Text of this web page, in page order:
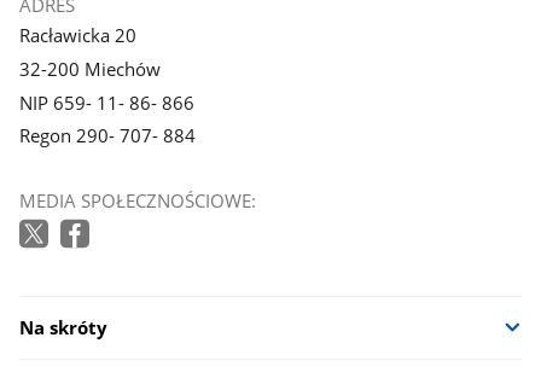
Racławicka 20
32-200 Miechów
NIP 659- 11- 86- 866
Regon 290- 707- 884
MEDIA SPOŁECZNOŚCIOWE:
Na skróty